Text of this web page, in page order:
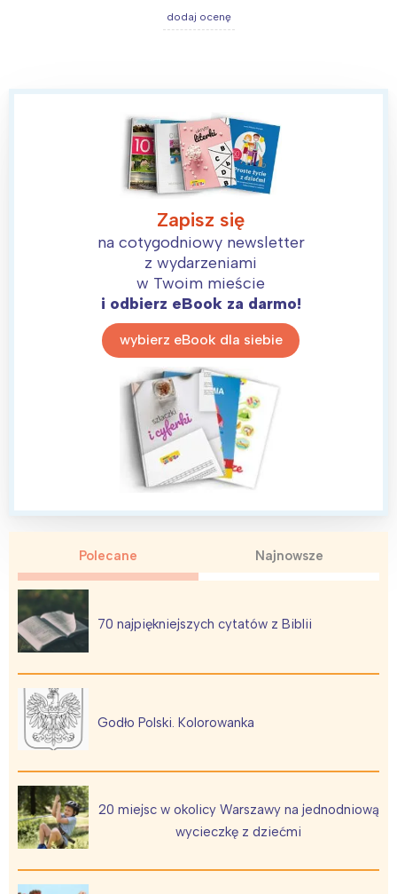
dodaj ocenę
Zapisz się
na cotygodniowy newsletter
z wydarzeniami
w Twoim mieście
i odbierz eBook za darmo!
wybierz eBook dla siebie
Polecane Najnowsze
70 najpiękniejszych cytatów z Biblii
Godło Polski. Kolorowanka
20 miejsc w okolicy Warszawy na jednodniową
wycieczkę z dziećmi